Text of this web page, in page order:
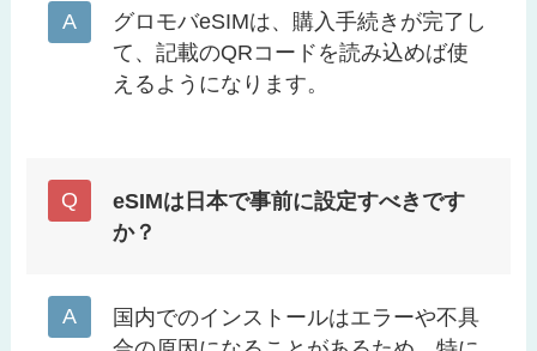
グロモバeSIMは、購入手続きが完了し
て、記載のQRコードを読み込めば使
えるようになります。
eSIMは日本で事前に設定すべきです
か？
国内でのインストールはエラーや不具